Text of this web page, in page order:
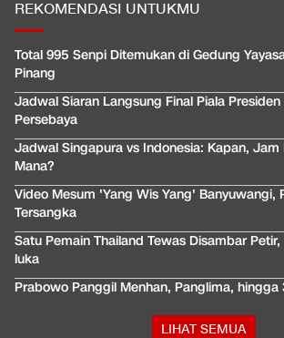
REKOMENDASI UNTUKMU
Total 995 Senpi Ditemukan di Gedung
Pinang
Jadwal Siaran Langsung Final Piala
Persebaya
Jadwal Singapura vs Indonesia: Kapan, Jam
Mana?
Video Mesum 'Yang Wis Yang' Banyuwangi,
Tersangka
Satu Pemain Thailand Tewas Disambar
luka
Prabowo Panggil Menhan, Panglima, hingga
LIHAT SEMUA